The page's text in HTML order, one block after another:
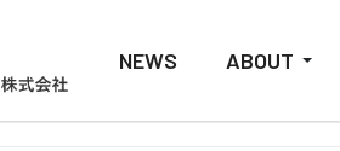
NEWS ABOUT